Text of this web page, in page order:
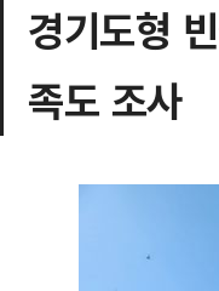
경기도형
족도 조사